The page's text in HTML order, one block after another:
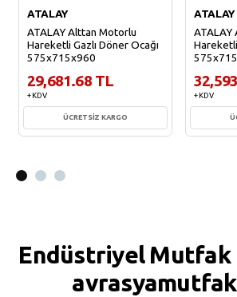
ATALAY
ATALAY Alttan Motorlu
Hareketli Gazlı Döner Ocağı
575x715x960
29,681.68 TL
+ KDV
ÜCRETSİZ KARGO
ATALAY
Hareketli
+ KDV
Endüstriyel Mutfak